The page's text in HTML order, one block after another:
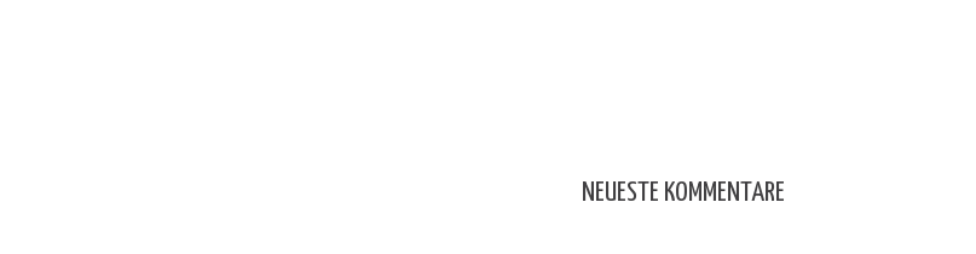
NEUESTE KOMMENTARE